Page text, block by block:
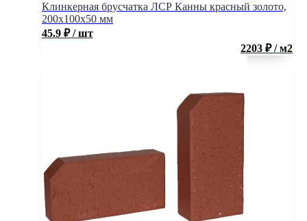
Клинкерная брусчатка ЛСР Канны красный золото,
200x100x50 мм
45.9 ₽ / шт
2203 ₽ / м2